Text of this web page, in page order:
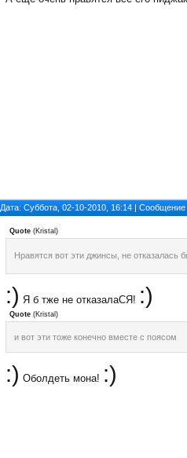
Дата: Суббота, 02-10-2010, 16:14 |
Quote (Kristal )
Нравятся вот эти джинсы, не отказалась
:) Я б тже не отказалаСЯ! :)
Quote (Kristal )
и вот эти тоже конечно вместе с поясом
:) Оболдеть мона! :)